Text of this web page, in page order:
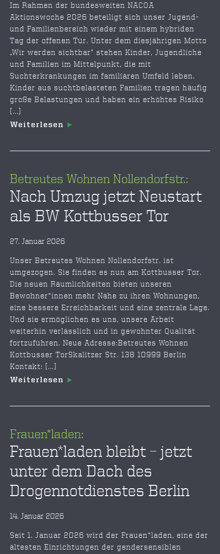
Im Rahmen der bundesweiten NACOA
Aktionswoche 2026 beteiligt sich unser Jugend-
und Familienbereich wieder mit einem hybriden
Tag der offenen Tür. Unter dem diesjährigen Motto
„Wir werden sichtbar“ stehen Kinder, Jugendliche
und Familien im Mittelpunkt, die mit
Suchterkrankungen im familiären Umfeld leben.
Kinder aus suchtbelasteten Familien tragen häufig
große Belastungen und haben ein erhöhtes Risiko
[...]
Weiterlesen
Betreutes Wohnen Nollendorfstr.:
Nach Umzug jetzt Neustart
als BW Kottbusser Tor
27. Januar 2026
Unser Betreutes Wohnen Nollendorfstr. ist
umgezogen. Sie finden es nun am Kottbusser Tor.
Die neuen Räumlichkeiten bieten unseren
Bewohner*innen mehr Nähe zu ihren Wohnungen,
eine bessere Erreichbarkeit und eine zentrale Lage.
Und sie ermöglichen es uns, unsere Arbeit
weiterhin verlässlich und in gewohnter Qualität
fortzuführen. Neue Adresse:Betreutes Wohnen
Kottbusser TorSkalitzer Str. 138 10999 Berlin
Kontakt: [...]
Weiterlesen
Frauen*laden:
Frauen*laden bleibt – jetzt
unter dem Dach des
Drogennotdienstes Berlin
14. Januar 2026
Seit 1. Januar 2026 wird der Frauen*laden, eine der
ältesten Einrichtungen der gendersensiblen